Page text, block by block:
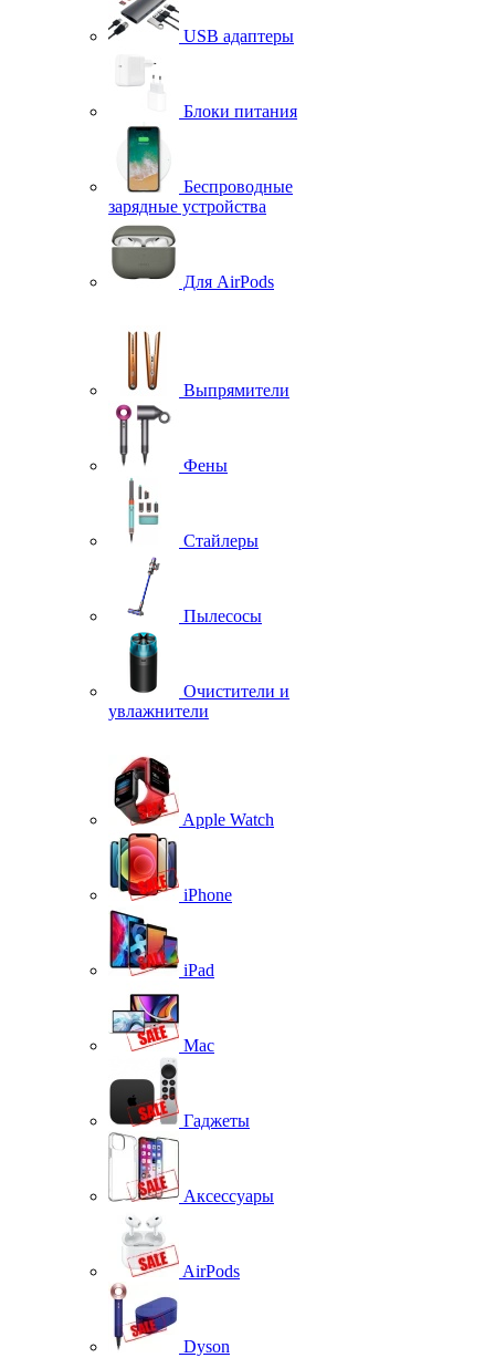
USB адаптеры
Блоки питания
Беспроводные
зарядные устройства
Для AirPods
Выпрямители
Фены
Стайлеры
Пылесосы
Очистители и
увлажнители
Apple Watch
iPhone
iPad
Mac
Гаджеты
Аксессуары
AirPods
Dyson